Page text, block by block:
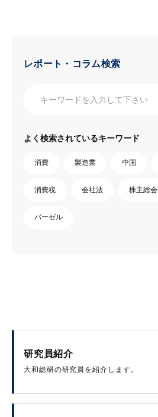
レポート・コラム検索
よく検索されているキーワード
消費 製造業 中国
消費税 会社法 株主総会
バーゼル
研究員紹介
大和総研の研究員を紹介します。